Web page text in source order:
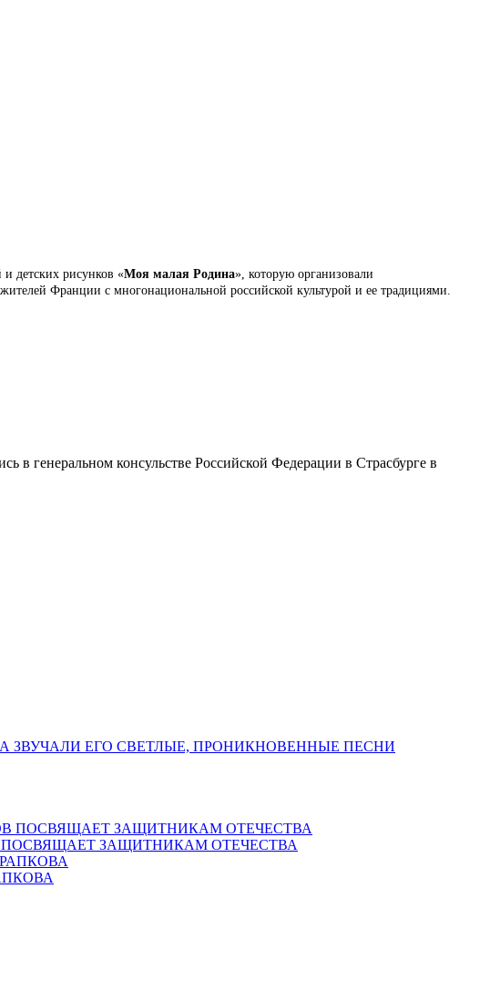
и детских рисунков «Моя малая Родина», которую организовали
Франции с многонациональной российской культурой и ее традициями.
генеральном консульстве Российской Федерации в Страсбурге в
ЗВУЧАЛИ ЕГО СВЕТЛЫЕ, ПРОНИКНОВЕННЫЕ ПЕСНИ
ЗАЩИТНИКАМ ОТЕЧЕСТВА